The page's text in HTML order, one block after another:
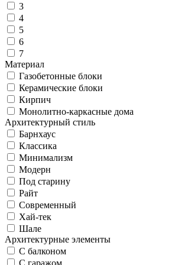
3
4
5
6
7
Материал
Газобетонные блоки
Керамические блоки
Кирпич
Монолитно-каркасные дома
Архитектурный стиль
Барнхаус
Классика
Минимализм
Модерн
Под старину
Райт
Современный
Хай-тек
Шале
Архитектурные элементы
С балконом